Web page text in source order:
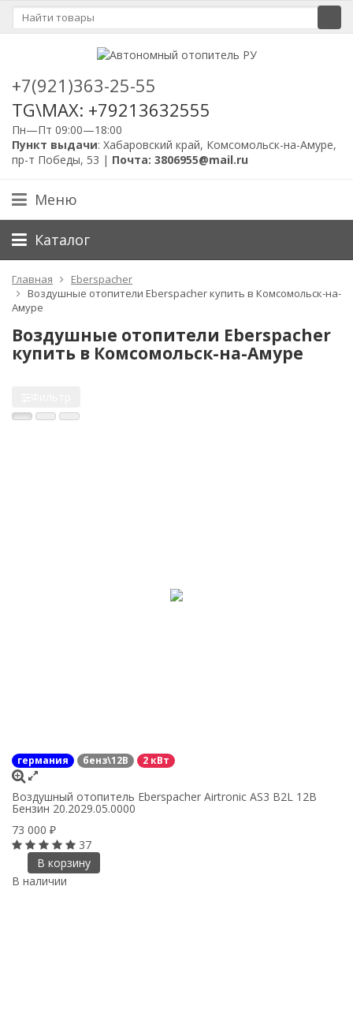
+7(921)363-25-55
TG\MAX: +79213632555
Пн—Пт 09:00—18:00
Пункт выдачи: Хабаровский край, Комсомольск-на-Амуре,
пр-т Победы, 53 | Почта: 3806955@mail.ru
Меню
Каталог
Главная
Eberspacher
Воздушные отопители Eberspacher купить в Комсомольск-на-
Амуре
Воздушные отопители Eberspacher
купить в Комсомольск-на-Амуре
германия бенз\12В 2 кВт
Воздушный отопитель Eberspacher Airtronic AS3 B2L 12В
Бензин 20.2029.05.0000
73 000 ₽
37
В корзину
В наличии